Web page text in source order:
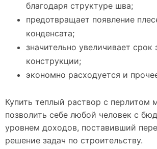
благодаря структуре шва;
предотвращает появление
конденсата;
значительно увеличивает срок
конструкции;
экономно расходуется и
Купить теплый раствор с перлитом
позволить себе любой человек с
уровнем доходов, поставивший
решение задач по строительству.